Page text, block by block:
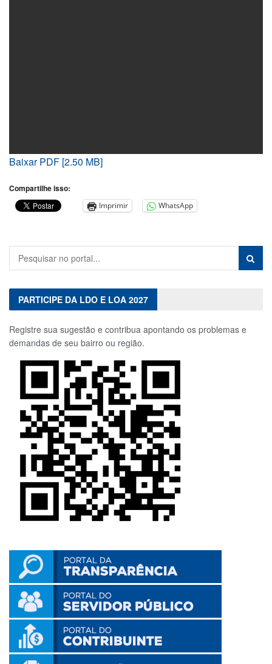
Baixar PDF [2.50 MB]
Compartilhe isso:
Imprimir WhatsApp
PARTICIPE DA LDO E LOA 2027
Registre sua sugestão e contribua apontando os problemas e
demandas de seu bairro ou região.